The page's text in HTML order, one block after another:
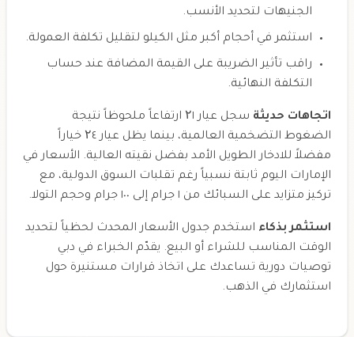
الجنيهات لتحديد الأنسب.
استثمر في أحجام أكبر مثل الكيلو لتقليل تكلفة العمولة.
راقب تأثير الضريبة على القيمة المضافة عند حساب
التكلفة النهائية.
اتجاهات حديثة
سجل عيار ۲١ ارتفاعاً ملحوظاً نتيجة
الضغوط التضخمية العالمية، بينما يظل عيار ۲٤ خياراً
مفضلاً للادخار الطويل الأمد بفضل نقيته العالية. الأسعار في
الإمارات اليوم ثابتة نسبياً رغم تقلبات السوق الدولية، مع
تركيز متزايد على السبائك من ١ جرام إلى ١٠٠ جرام وحجم التولا.
استثمر بذكاء استخدم جدول الأسعار المحدث لحظياً لتحديد
الوقت المناسب للشراء أو البيع. يقدّم الخبراء في دبي
توصيات دورية تساعدك على اتخاذ قرارات مستنيرة حول
استثمارك في الذهب.